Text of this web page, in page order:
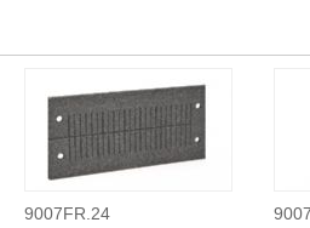
9007FR.24